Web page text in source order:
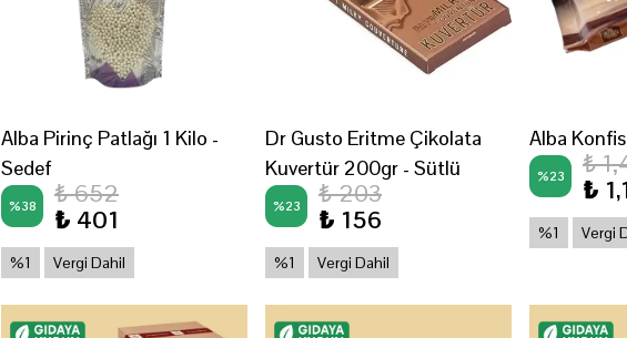
Alba Pirinç Patlağı 1 Kilo -
Sedef
%38
₺ 652
₺ 401
%1 Vergi Dahil
Dr Gusto Eritme Çikolata
Kuvertür 200gr - Sütlü
%23
₺ 203
₺ 156
%1 Vergi Dahil
Alba
%23
₺
₺
%1 Vergi